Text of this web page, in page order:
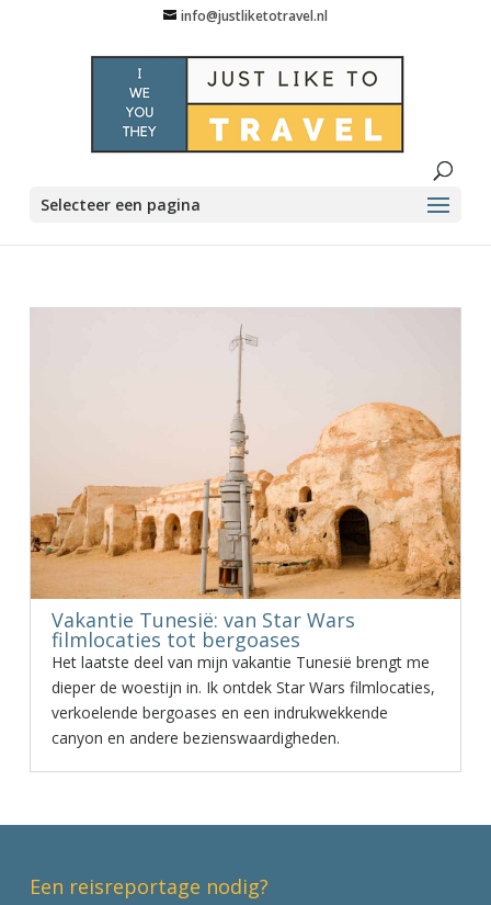
info@justliketotravel.nl
Selecteer een pagina
Vakantie Tunesië: van Star Wars
filmlocaties tot bergoases
Het laatste deel van mijn vakantie Tunesië brengt me
dieper de woestijn in. Ik ontdek Star Wars filmlocaties,
verkoelende bergoases en een indrukwekkende
canyon en andere bezienswaardigheden.
Een reisreportage nodig?